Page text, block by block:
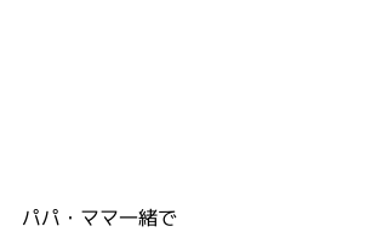
パパ・ママ一緒で